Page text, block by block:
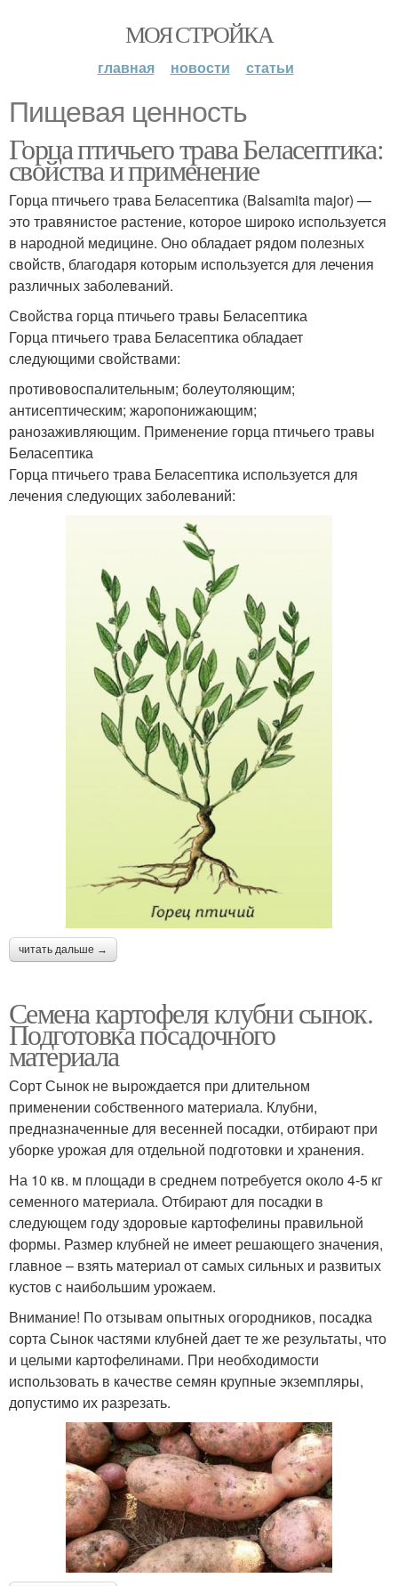
МОЯ СТРОЙКА
главная новости статьи
Пищевая ценность
Горца птичьего трава Беласептика:
свойства и применение
Горца птичьего трава Беласептика (Balsamita major) —
это травянистое растение, которое широко используется
в народной медицине. Оно обладает рядом полезных
свойств, благодаря которым используется для лечения
различных заболеваний.
Свойства горца птичьего травы Беласептика
Горца птичьего трава Беласептика обладает
следующими свойствами:
противовоспалительным; болеутоляющим;
антисептическим; жаропонижающим;
ранозаживляющим. Применение горца птичьего травы
Беласептика
Горца птичьего трава Беласептика используется для
лечения следующих заболеваний:
читать дальше →
Семена картофеля клубни сынок.
Подготовка посадочного
материала
Сорт Сынок не вырождается при длительном
применении собственного материала. Клубни,
предназначенные для весенней посадки, отбирают при
уборке урожая для отдельной подготовки и хранения.
На 10 кв. м площади в среднем потребуется около 4-5 кг
семенного материала. Отбирают для посадки в
следующем году здоровые картофелины правильной
формы. Размер клубней не имеет решающего значения,
главное – взять материал от самых сильных и развитых
кустов с наибольшим урожаем.
Внимание! По отзывам опытных огородников, посадка
сорта Сынок частями клубней дает те же результаты, что
и целыми картофелинами. При необходимости
использовать в качестве семян крупные экземпляры,
допустимо их разрезать.